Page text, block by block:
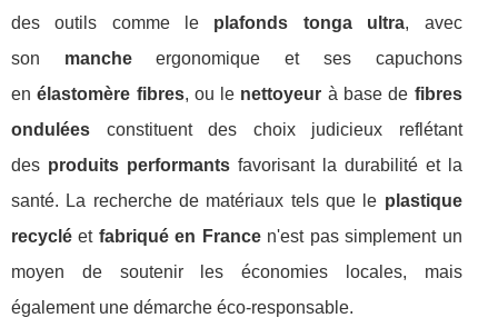
des outils comme le plafonds tonga ultra, avec
son mancheergonomique et ses capuchons
enélastomère fibres, ou le nettoyeur à base de fibres
ondulées constituent des choix judicieux reflétant
des produits performantsfavorisant la durabilité et la
santé. La recherche de matériaux tels que le plastique
recyclé et fabriqué en Francen'est pas simplement un
moyen de soutenir les économies locales, mais
également une démarche éco-responsable.